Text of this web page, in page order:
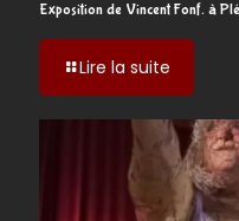
Exposition de Vincent Fonf. à
Lire la suite
Exposition
Vincent
Fonf.
à
Plélan